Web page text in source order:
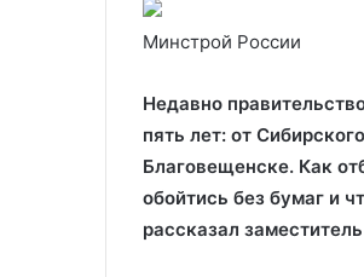
Минстрой России
Недавно
пять лет: от
Благовещенске. Как
обойтись без бумаг и
рассказал